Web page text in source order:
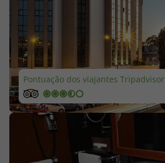
Especialistas
Cheque Viagem
Rede de Lojas
Blog TopViagens
Área de Cliente
Pontuação dos viajantes Tripadvisor